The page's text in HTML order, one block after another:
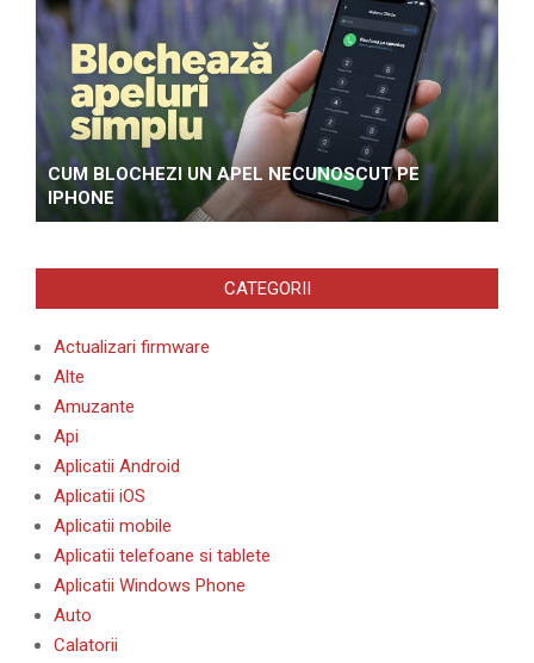
CUM BLOCHEZI UN APEL NECUNOSCUT PE
IPHONE
CATEGORII
Actualizari firmware
Alte
Amuzante
Api
Aplicatii Android
Aplicatii iOS
Aplicatii mobile
Aplicatii telefoane si tablete
Aplicatii Windows Phone
Auto
Calatorii